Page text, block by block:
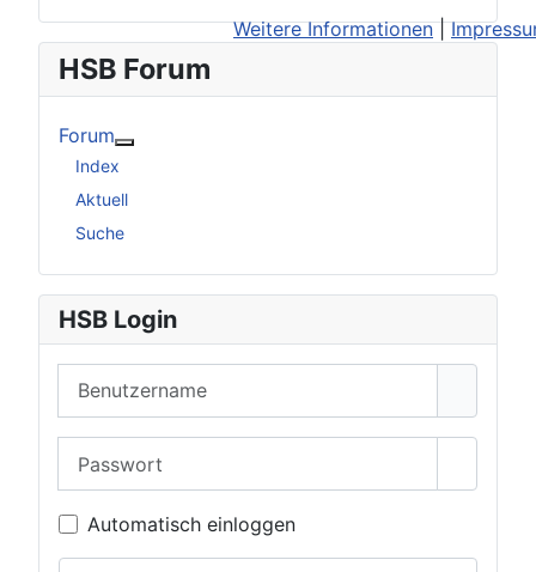
HSB Forum
Forum
Index
Aktuell
Suche
HSB Login
Automatisch einloggen
Weitere Informationen|